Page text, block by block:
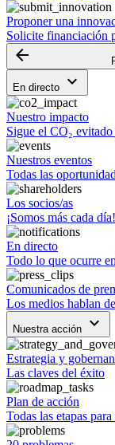
Proponer una
Solicite financiación
arrow_backward
En directo keyboard_arrow_down
Nuestro impacto
Sigue el CO₂
Nuestros eventos
Todas las
Los socios/as
¡Somos más cada día!
En directo
Todo lo que ocurre
Comunicados de
Los medios hablan
Nuestra acción keyboard_arrow_down
Estrategia y
Las claves del éxito
Plan de acción
Todas las etapas